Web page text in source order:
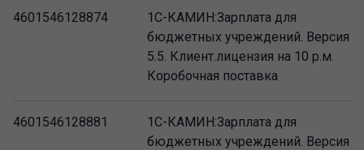
4601546128874
1С-КАМИН:Зарплата для
бюджетных учреждений. Версия
5.5. Клиент.лицензия на 10 р.м.
Коробочная поставка
4601546128881
1С-КАМИН:Зарплата для
бюджетных учреждений. Версия